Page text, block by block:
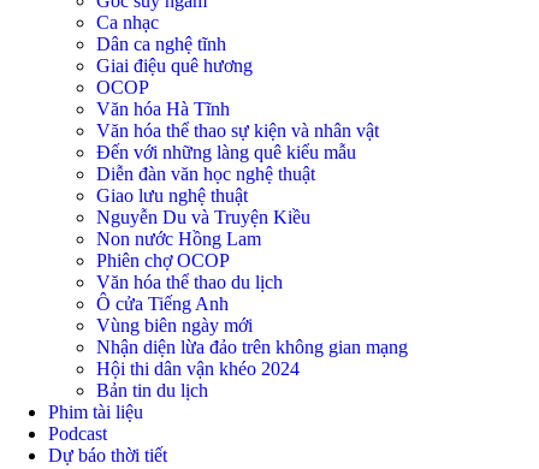
Ca nhạc
Dân ca nghệ tĩnh
Giai điệu quê hương
OCOP
Văn hóa Hà Tĩnh
Văn hóa thể thao sự kiện và nhân vật
Đến với những làng quê kiểu mẫu
Diễn đàn văn học nghệ thuật
Giao lưu nghệ thuật
Nguyễn Du và Truyện Kiều
Non nước Hồng Lam
Phiên chợ OCOP
Văn hóa thể thao du lịch
Ô cửa Tiếng Anh
Vùng biên ngày mới
Nhận diện lừa đảo trên không gian mạng
Hội thi dân vận khéo 2024
Bản tin du lịch
Phim tài liệu
Podcast
Dự báo thời tiết